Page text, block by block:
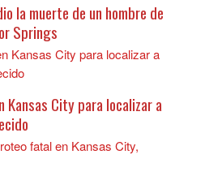
la muerte de un hombre de
Springs
City para localizar a